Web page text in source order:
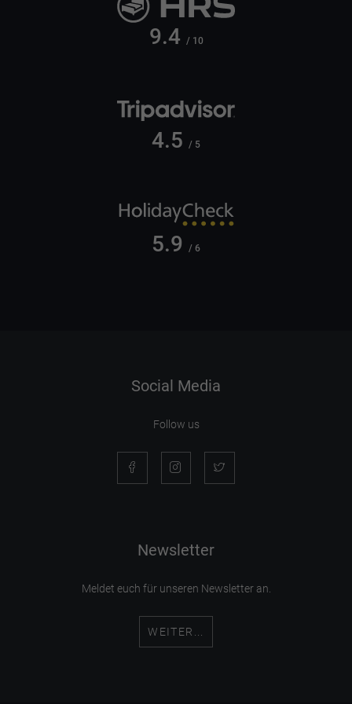
9.4 / 10
4.5 / 5
5.9 / 6
Social Media
Follow us
Newsletter
Meldet euch für unseren Newsletter an.
WEITER...